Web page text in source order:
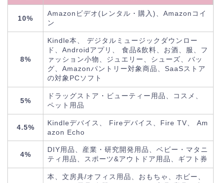
10%
Amazonビデオ(レンタル・購入)、Amazonコイ
ン
8%
Kindle本、 デジタルミュージックダウンロー
ド、Androidアプリ、 食品&飲料、お酒、服、フ
ァッション小物、ジュエリー、シューズ、バッ
グ、Amazonパントリー対象商品、SaaSストア
の対象PCソフト
5%
ドラッグストア・ビューティー用品、コスメ、
ペット用品
4.5%
Kindleデバイス、 Fireデバイス、Fire TV、 Am
azon Echo
4%
DIY用品、産業・研究開発用品、ベビー・マタニ
ティ用品、スポーツ&アウトドア用品、ギフト券
本、文房具/オフィス用品、おもちゃ、ホビー、